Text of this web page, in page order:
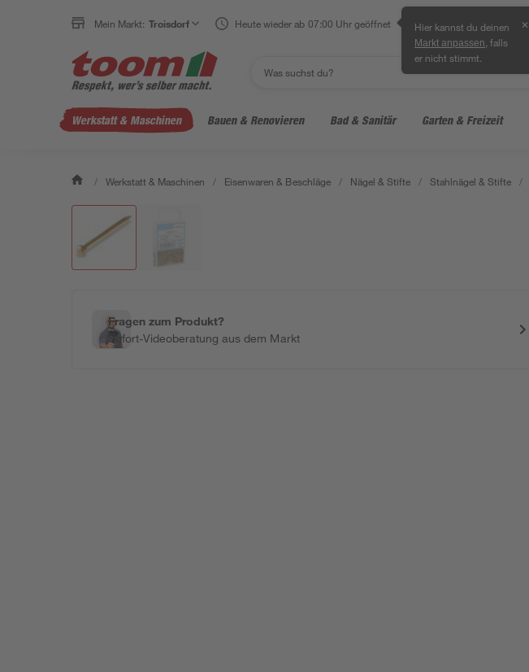
Mein Markt: Troisdorf Heute wieder ab 07:00 Uhr geöffnet Hier kannst du deinen
Markt anpassen , falls
er nicht stimmt.
✕
Werkstatt & Maschinen Bauen & Renovieren Bad & Sanitär Garten & Freizeit
/ Werkstatt & Maschinen / Eisenwaren & Beschläge / Nägel & Stifte / Stahlnägel & Stifte /
Fragen zum Produkt?
Sofort-Videoberatung aus dem Markt